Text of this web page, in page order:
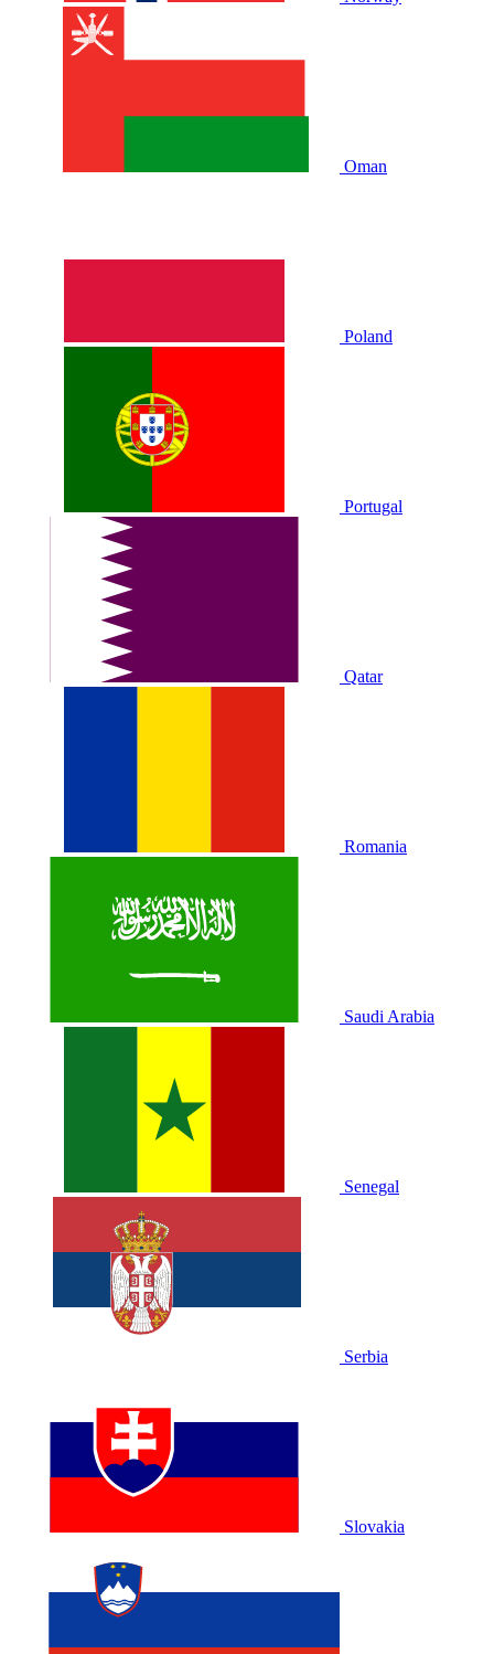
Oman
Poland
Portugal
Qatar
Romania
Saudi Arabia
Senegal
Serbia
Slovakia